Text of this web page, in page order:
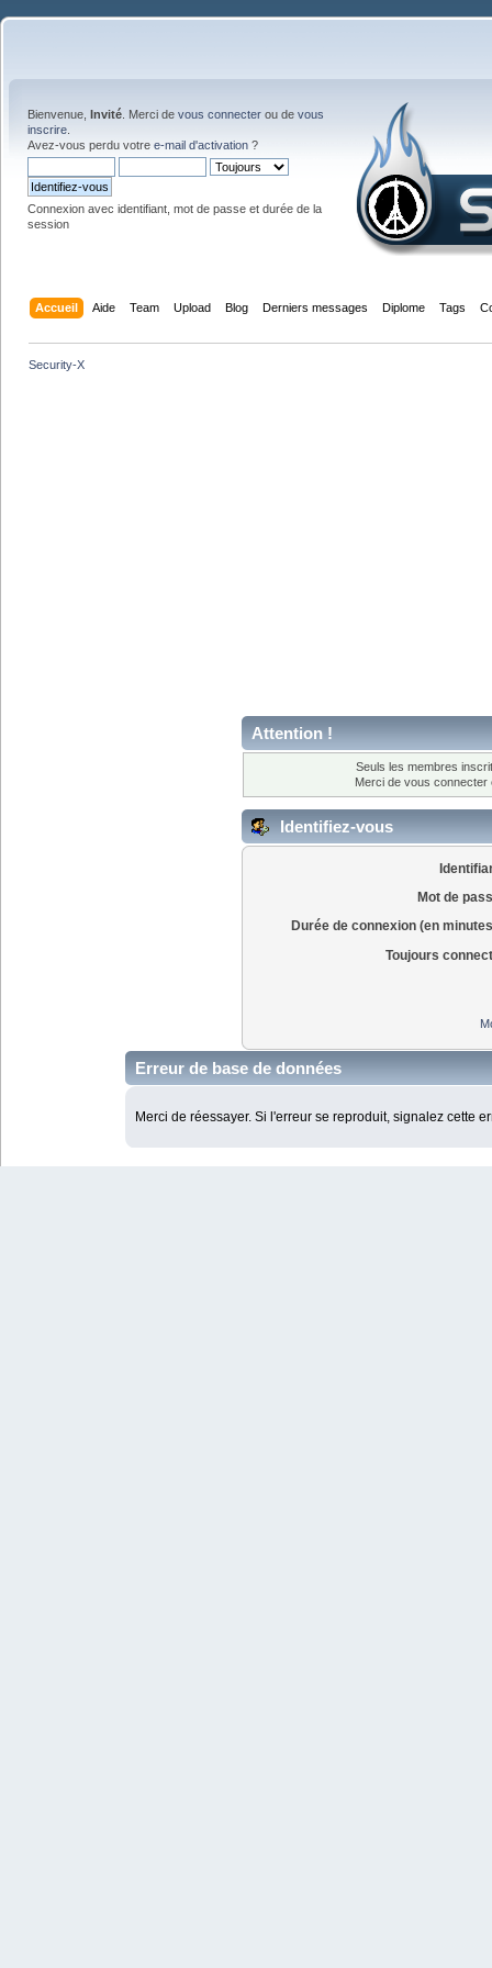
Bienvenue, Invité . Merci de vous connecter ou de vous
inscrire
Avez-vous perdu votre e-mail d'activation ?
Connexion avec identifiant, mot de passe et durée de la
session
Accueil Aide Team Upload Blog Derniers messages Diplome Tags
Security-X
Attention !
Seuls les membres
Merci de vous
Identifiez-vous
Mot de
Durée de connexion (en
Toujours
Erreur de base de données
Merci de réessayer. Si l'erreur se reproduit, signalez cette